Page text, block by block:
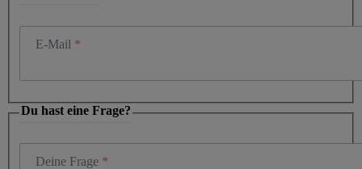
E-Mail
Du hast eine Frage?
Deine Frage